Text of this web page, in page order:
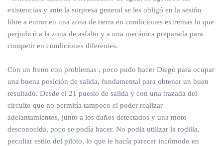
existencias y ante la sorpresa general se les obligó en la sesión
libre a entrar en una zona de tierra en condiciones extremas lo que
perjudicó a la zona de asfalto y a una mecánica preparada para
competir en condiciones diferentes.
Con un freno con problemas , poco pudo hacer Diego para ocupar
una buena posición de salida, fundamental para obtener un buen
resultado. Desde el 21 puesto de salida y con una trazada del
circuito que no permitía tampoco el poder realizar
adelantamientos, junto a los daños detectados y una moto
desconocida, poco se podía hacer. No podia utilizar la rodilla,
peculiar estilo del piloto, lo que le hacía parecer incómodo en